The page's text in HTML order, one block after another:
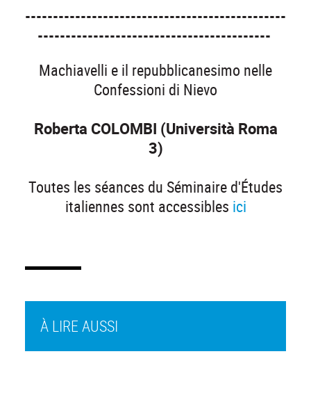
-----------------------------------------------
------------------------------------------
Machiavelli e il repubblicanesimo nelle
Confessioni di Nievo
Roberta COLOMBI (Università Roma
3)
Toutes les séances du Séminaire d'Études
italiennes sont accessibles ici
À LIRE AUSSI